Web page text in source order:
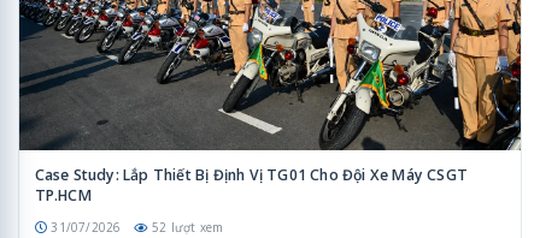
Case Study: Lắp Thiết Bị Định Vị TG01 Cho Đội Xe Máy CSGT
TP.HCM
31/07/2026 52 lượt xem